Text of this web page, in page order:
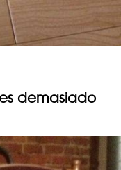
demasiado